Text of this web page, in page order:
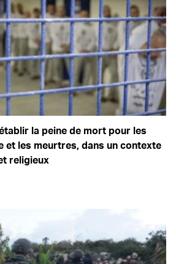
la peine de mort pour les
et les meurtres, dans un contexte
religieux